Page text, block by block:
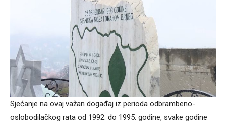
Sjećanje na ovaj važan događaj iz perioda odbrambeno-
oslobodilačkog rata od 1992. do 1995. godine, svake godine